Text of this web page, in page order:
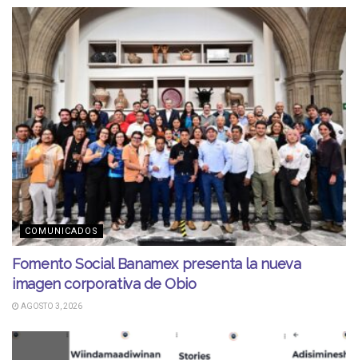
COMUNICADOS
Fomento Social Banamex presenta la nueva
imagen corporativa de Obio
AGOSTO 3, 2026